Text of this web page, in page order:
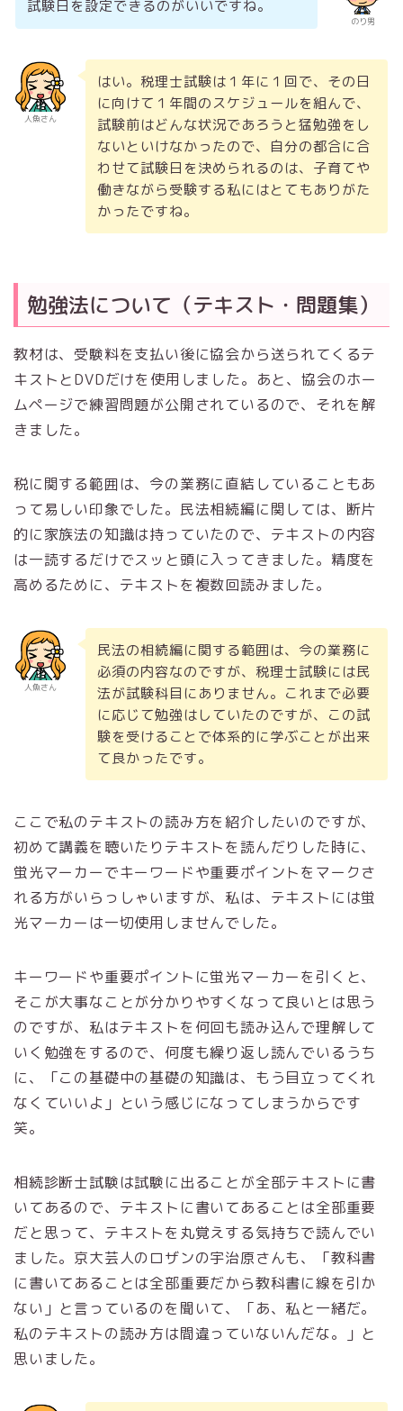
のり男
試験日を設定できるのがいいですね。
人魚さん
はい。税理士試験は１年に１回で、その日
に向けて１年間のスケジュールを組んで、
試験前はどんな状況であろうと猛勉強をし
ないといけなかったので、自分の都合に合
わせて試験日を決められるのは、子育てや
働きながら受験する私にはとてもありがた
かったですね。
勉強法について（テキスト・問題集）
教材は、受験料を支払い後に協会から送られてくるテ
キストとDVDだけを使用しました。あと、協会のホー
ムページで練習問題が公開されているので、それを解
きました。
税に関する範囲は、今の業務に直結していることもあ
って易しい印象でした。民法相続編に関しては、断片
的に家族法の知識は持っていたので、テキストの内容
は一読するだけでスッと頭に入ってきました。精度を
高めるために、テキストを複数回読みました。
人魚さん
民法の相続編に関する範囲は、今の業務に
必須の内容なのですが、税理士試験には民
法が試験科目にありません。これまで必要
に応じて勉強はしていたのですが、この試
験を受けることで体系的に学ぶことが出来
て良かったです。
ここで私のテキストの読み方を紹介したいのですが、
初めて講義を聴いたりテキストを読んだりした時に、
蛍光マーカーでキーワードや重要ポイントをマークさ
れる方がいらっしゃいますが、私は、テキストには蛍
光マーカーは一切使用しませんでした。
キーワードや重要ポイントに蛍光マーカーを引くと、
そこが大事なことが分かりやすくなって良いとは思う
のですが、私はテキストを何回も読み込んで理解して
いく勉強をするので、何度も繰り返し読んでいるうち
に、「この基礎中の基礎の知識は、もう目立ってくれ
なくていいよ」という感じになってしまうからです
笑。
相続診断士試験は試験に出ることが全部テキストに書
いてあるので、テキストに書いてあることは全部重要
だと思って、テキストを丸覚えする気持ちで読んでい
ました。京大芸人のロザンの宇治原さんも、「教科書
に書いてあることは全部重要だから教科書に線を引か
ない」と言っているのを聞いて、「あ、私と一緒だ。
私のテキストの読み方は間違っていないんだな。」と
思いました。